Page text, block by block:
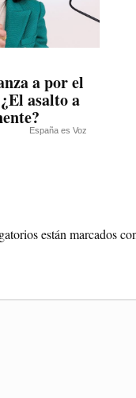
a por el
asalto a
España es Voz
están marcados